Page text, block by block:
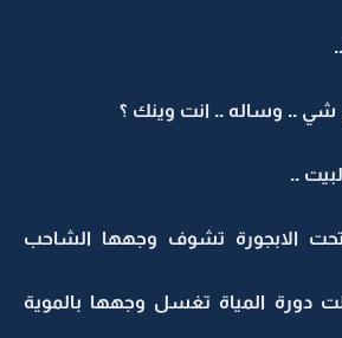
شي .. وساله .. انت وينك ؟
..
الابجورة تشوف وجهها الشاحب
دورة المياة تغسل وجهها بالموية